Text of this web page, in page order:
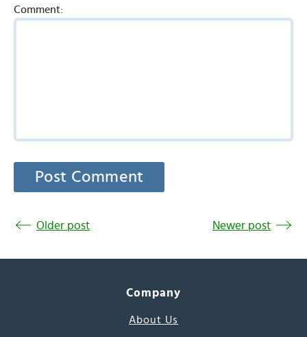
Comment:
Older post Newer post
Company
About Us